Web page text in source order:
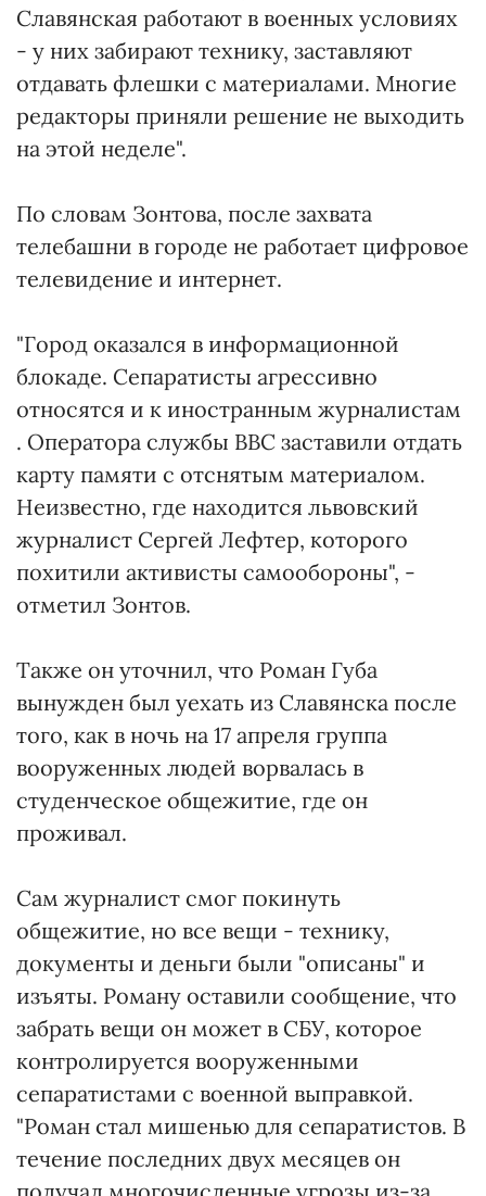
Славянская работают в военных условиях
- у них забирают технику, заставляют
отдавать флешки с материалами. Многие
редакторы приняли решение не выходить
на этой неделе".
По словам Зонтова, после захвата
телебашни в городе не работает цифровое
телевидение и интернет.
"Город оказался в информационной
блокаде. Сепаратисты агрессивно
относятся и к иностранным журналистам
. Оператора службы ВВС заставили отдать
карту памяти с отснятым материалом.
Неизвестно, где находится львовский
журналист Сергей Лефтер, которого
похитили активисты самообороны", -
отметил Зонтов.
Также он уточнил, что Роман Губа
вынужден был уехать из Славянска после
того, как в ночь на 17 апреля группа
вооруженных людей ворвалась в
студенческое общежитие, где он
проживал.
Сам журналист смог покинуть
общежитие, но все вещи - технику,
документы и деньги были "описаны" и
изъяты. Роману оставили сообщение, что
забрать вещи он может в СБУ, которое
контролируется вооруженными
сепаратистами с военной выправкой.
"Роман стал мишенью для сепаратистов. В
течение последних двух месяцев он